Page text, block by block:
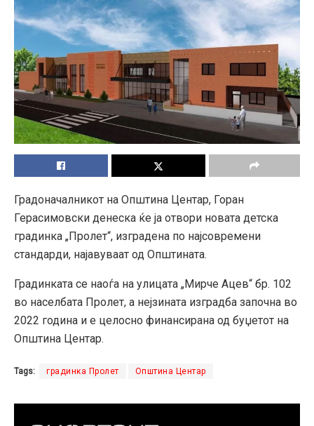
Градоначалникот на Општина Центар, Горан
Герасимовски денеска ќе ја отвори новата детска
градинка „Пролет“, изградена по најсовремени
стандарди, најавуваат од Општината.
Градинката се наоѓа на улицата „Мирче Ацев“ бр. 102
во населбата Пролет, а нејзината изградба започна во
2022 година и е целосно финансирана од буџетот на
Општина Центар.
Tags: градинка Пролет Општина Центар